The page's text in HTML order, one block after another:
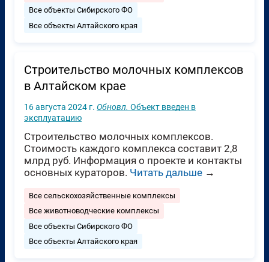
Все объекты Сибирского ФО
Все объекты Алтайского края
Строительство молочных комплексов
в Алтайском крае
16 августа 2024 г. Обновл. Объект введен в
эксплуатацию
Строительство молочных комплексов.
Стоимость каждого комплекса составит 2,8
млрд руб. Информация о проекте и контакты
основных кураторов. Читать дальше →
Все сельскохозяйственные комплексы
Все животноводческие комплексы
Все объекты Сибирского ФО
Все объекты Алтайского края